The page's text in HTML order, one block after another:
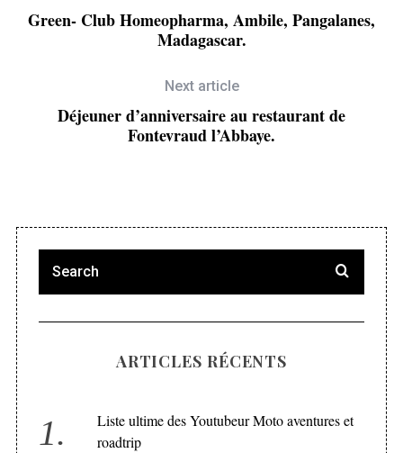
Green- Club Homeopharma, Ambile, Pangalanes,
Madagascar.
Next article
Déjeuner d’anniversaire au restaurant de
Fontevraud l’Abbaye.
ARTICLES RÉCENTS
Liste ultime des Youtubeur Moto aventures et
roadtrip